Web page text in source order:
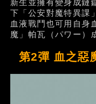
新生並擁有變身成鏈
下「公安對魔特異課
血液戰鬥也可用自身
魔」帕瓦（パワー）
第2彈 血之惡